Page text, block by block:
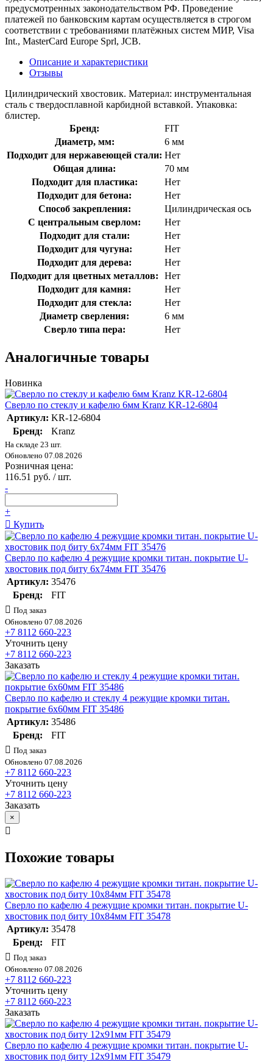
предусмотренных законодательством РФ. Проведение
платежей по банковским картам осуществляется в строгом
соответствии с требованиями платёжных систем МИР, Visa
Int., MasterCard Europe Sprl, JCB.
Описание и характеристики
Отзывы
Цилиндрический хвостовик. Материал: инструментальная
сталь с твердосплавной карбидной вставкой. Упаковка:
блистер.
Бренд:
FIT
Диаметр, мм:
6 мм
Подходит для нержавеющей стали: Нет
Общая длина:
70 мм
Подходит для пластика:
Нет
Подходит для бетона:
Нет
Способ закрепления:
Цилиндрическая ось
С центральным сверлом:
Нет
Подходит для стали:
Нет
Подходит для чугуна:
Нет
Подходит для дерева:
Нет
Подходит для цветных металлов:
Нет
Подходит для камня:
Нет
Подходит для стекла:
Нет
Диаметр сверления:
6 мм
Сверло типа пера:
Нет
Аналогичные товары
Новинка
Сверло по стеклу и кафелю 6мм Kranz KR-12-6804
Артикул: KR-12-6804
Бренд:
Kranz
На складе 23 шт.
Обновлено 07.08.2026
Розничная цена:
116.51 руб. / шт.
-
+
Купить
Сверло по кафелю 4 режущие кромки титан. покрытие U-
хвостовик под биту 6х74мм FIT 35476
Артикул: 35476
Бренд:
FIT
Под заказ
Обновлено 07.08.2026
+7 8112 660-223
Уточнить цену
+7 8112 660-223
Заказать
Сверло по кафелю и стеклу 4 режущие кромки титан.
покрытие 6х60мм FIT 35486
Артикул: 35486
Бренд:
FIT
Под заказ
Обновлено 07.08.2026
+7 8112 660-223
Уточнить цену
+7 8112 660-223
Заказать
×
Похожие товары
Сверло по кафелю 4 режущие кромки титан. покрытие U-
хвостовик под биту 10х84мм FIT 35478
Артикул: 35478
Бренд:
FIT
Под заказ
Обновлено 07.08.2026
+7 8112 660-223
Уточнить цену
+7 8112 660-223
Заказать
Сверло по кафелю 4 режущие кромки титан. покрытие U-
хвостовик под биту 12х91мм FIT 35479